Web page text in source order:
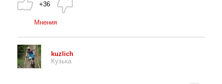
+36
Мнения
kuzlich
Кузька